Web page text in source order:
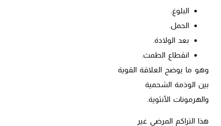
البلوغ.
الحمل.
بعد الولادة.
انقطاع الطمث.
وهو ما يوضح العلاقة القوية
بين الوذمة الشحمية
والهرمونات الأنثوية.
هذا التراكم المرضي غير